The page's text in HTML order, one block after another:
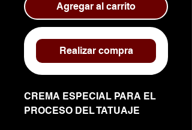
Agregar al carrito
Realizar compra
CREMA ESPECIAL PARA EL
PROCESO DEL TATUAJE